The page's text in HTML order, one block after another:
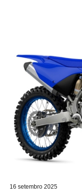
16 setembro 2025